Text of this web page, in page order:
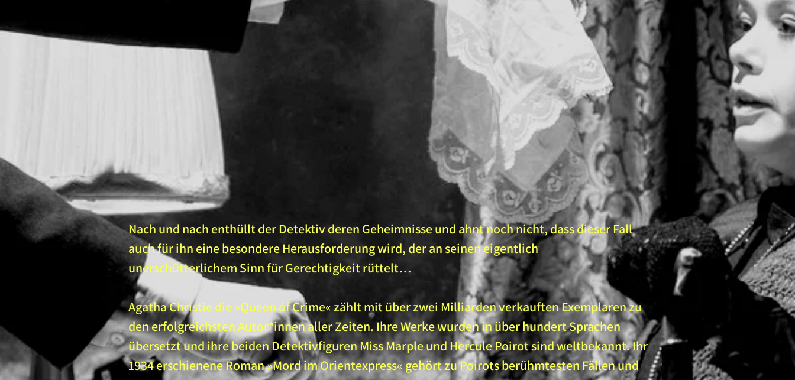
Nach und nach enthüllt der Detektiv deren Geheimnisse und ahnt noch nicht, dass dieser Fall
auch für ihn eine besondere Herausforderung wird, der an seinen eigentlich
unerschütterlichem Sinn für Gerechtigkeit rüttelt…
Agatha Christie die »Queen of Crime« zählt mit über zwei Milliarden verkauften Exemplaren zu
den erfolgreichsten Autor*innen aller Zeiten. Ihre Werke wurden in über hundert Sprachen
übersetzt und ihre beiden Detektivfiguren Miss Marple und Hercule Poirot sind weltbekannt. Ihr
1934 erschienene Roman »Mord im Orientexpress« gehört zu Poirots berühmtesten Fällen und